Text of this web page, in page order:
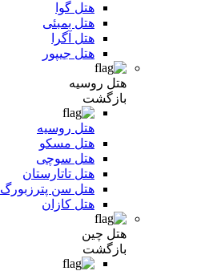
هتل گوا
هتل بمبئی
هتل آگرا
هتل جیپور
هتل روسیه
بازگشت
هتل روسیه
هتل مسکو
هتل سوچی
هتل تاتارستان
هتل سن پترزبورگ
هتل کازان
هتل چین
بازگشت